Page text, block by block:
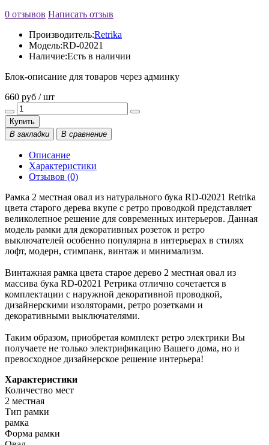
0 отзывов Написать отзыв
Производитель:Retrika
Модель:RD-02021
Наличие:Есть в наличии
Блок-описание для товаров через админку
660 руб / шт
Купить
В закладки
В сравнение
Описание
Характеристики
Отзывов (0)
Рамка 2 местная овал из натурального бука RD-02021 Retrika
цвета старого дерева вкупе с ретро проводкой представляет
великолепное решение для современных интерьеров. Данная
модель рамки для декоративных розеток и ретро
выключателей особенно популярна в интерьерах в стилях
лофт, модерн, стимпанк, винтаж и минимализм.
Винтажная рамка цвета старое дерево 2 местная овал из
массива бука RD-02021 Ретрика отлично сочетается в
комплектации с наружной декоративной проводкой,
дизайнерскими изоляторами, ретро розетками и
декоративными выключателями.
Таким образом, приобретая комплект ретро электрики Вы
получаете не только электрификацию Вашего дома, но и
превосходное дизайнерское решение интерьера!
Характеристики
Количество мест
2 местная
Тип рамки
рамка
Форма рамки